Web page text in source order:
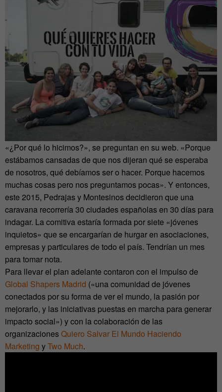
«¿Por qué lo hicimos?», se preguntan en su web. «Porque
estábamos cansadas de que nos dijeran qué se esperaba
de nosotros, qué debíamos ser o hacer. Porque hacemos
muchas cosas pero nos preguntamos pocas». Y entonces,
este 2015, Pedrajas y Montesinos decidieron que una
caravana recorrería 30 ciudades españolas en 30 días para
indagar. La comitiva estaría formada por siete «jóvenes
inquietos» que se encargarían de hurgar en asociaciones,
empresas y particulares de todo el país. Tendrían un mes
para tomar nota.
Para llevar el plan adelante contaron con el impulso de
Global Shapers Madrid («una comunidad de jóvenes
conectados por su forma de ver el mundo, la pasión por
mejorarlo, y las iniciativas puestas en marcha para generar
impacto social») y con la colaboración de las
organizacionesQuiero Salvar El Mundo Haciendo
Marketing yTwo Much.